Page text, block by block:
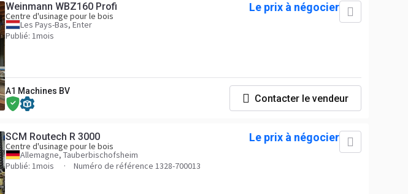
Weinmann WBZ160 Profi
Centre d'usinage pour le bois
Les Pays-Bas, Enter
Publié: 1mois
Le prix à négocier
A1 Machines BV
Contacter le vendeur
SCM Routech R 3000
Centre d'usinage pour le bois
Allemagne, Tauberbischofsheim
Publié: 1mois
Numéro de référence 1328-700013
Le prix à négocier